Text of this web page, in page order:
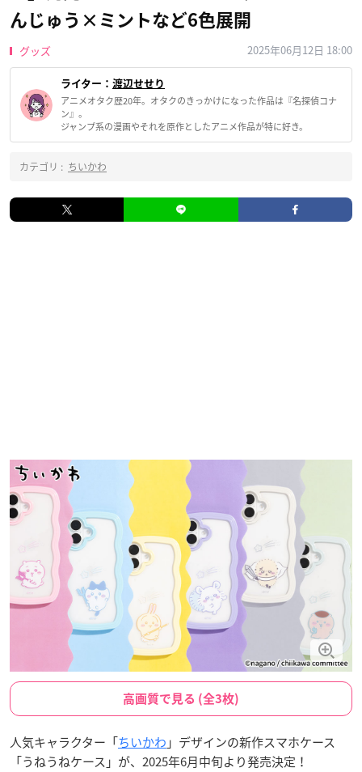
んじゅう×ミントなど6色展開
グッズ 2025年06月12日 18:00
ライター： 渡辺せせり
アニメオタク歴20年。オタクのきっかけになった作品は『名探偵コナ
ン』。
ジャンプ系の漫画やそれを原作としたアニメ作品が特に好き。
カテゴリ : ちいかわ
高画質で見る (全3枚)
人気キャラクター「ちいかわ 」デザインの新作スマホケース
「うねうねケース」が、2025年6月中旬より発売決定！